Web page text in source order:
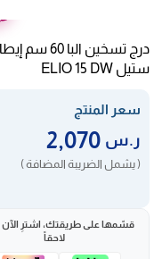
درج تسخين البا 60
ستيل ELIO 15 DW
سعر المنتج
ر.س
( يشمل الضريبة المضافة )
قسّمها على طريقتك، اشترِ الآن
لاحقاً